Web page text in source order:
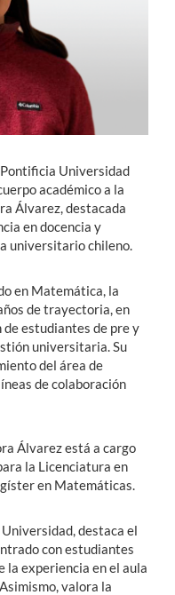
Universidad
académico a la
Álvarez, destacada
en docencia y
universitario chileno.
en Matemática, la
de trayectoria, en
de estudiantes de pre y
universitaria. Su
del área de
de colaboración
Álvarez está a cargo
la Licenciatura en
en Matemáticas.
destaca el
con estudiantes
la experiencia en el aula
valora la